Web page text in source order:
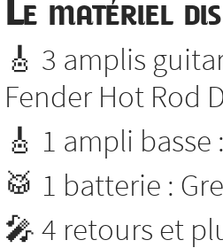
Le matériel
🎸 3 amplis
Fender Hot Rod
🎸 1 ampli
🥁 1 batterie :
🎤 4 retours et